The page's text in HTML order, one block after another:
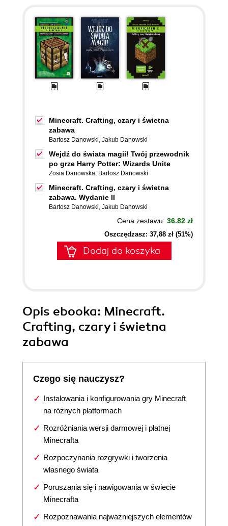
Minecraft. Crafting, czary i świetna
zabawa
Bartosz Danowski, Jakub Danowski
Wejdź do świata magii! Twój przewodnik
po grze Harry Potter: Wizards Unite
Zosia Danowska, Bartosz Danowski
Minecraft. Crafting, czary i świetna
zabawa. Wydanie II
Bartosz Danowski, Jakub Danowski
Cena zestawu: 36.82 zł
Oszczędzasz: 37,88 zł (51%)
Dodaj do koszyka
Opis ebooka: Minecraft.
Crafting, czary i świetna
zabawa
Czego się nauczysz?
Instalowania i konfigurowania gry Minecraft
na różnych platformach
Rozróżniania wersji darmowej i płatnej
Minecrafta
Rozpoczynania rozgrywki i tworzenia
własnego świata
Poruszania się i nawigowania w świecie
Minecrafta
Rozpoznawania najważniejszych elementów